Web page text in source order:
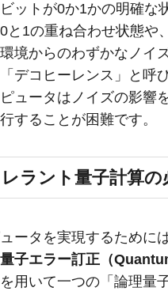
ットが0か1かの明確な
0と1の重ね合わせ状態
境からのわずかなノイ
デコヒーレンス」と呼
ュータはノイズの影響
することが困難です。
ラント量子計算の
ータを実現するために
量子エラー訂正（
用いて一つの「論理量